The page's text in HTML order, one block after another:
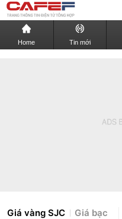
Home Tin mới
Giá vàng SJC Giá bạc